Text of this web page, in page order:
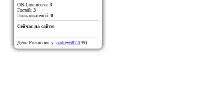
ON-Line всего: 3
Гостей: 3
Пользователей: 0
Сейчас на сайте:
День Рождения у: andrey6877(49)